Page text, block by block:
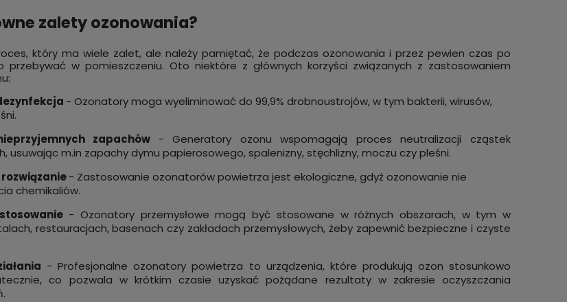
zalety ozonowania?
który ma wiele zalet, ale należy pamiętać, że podczas ozonowania i przez pewien czas po
przebywać w pomieszczeniu. Oto niektóre z głównych korzyści związanych z zastosowaniem
- Ozonatory moga wyeliminować do 99,9% drobnoustrojów, w tym bakterii, wirusów,
zapachów - Generatory ozonu wspomagają proces neutralizacji cząstek
usuwając m.in zapachy dymu papierosowego, spalenizny, stęchlizny, moczu czy pleśni.
- Zastosowanie ozonatorów powietrza jest ekologiczne, gdyż ozonowanie nie
chemikaliów.
- Ozonatory przemysłowe mogą być stosowane w różnych obszarach, w tym w
restauracjach, basenach czy zakładach przemysłowych, żeby zapewnić bezpieczne i czyste
- Profesjonalne ozonatory powietrza to urządzenia, które produkują ozon stosunkowo
co pozwala w krótkim czasie uzyskać pożądane rezultaty w zakresie oczyszczania